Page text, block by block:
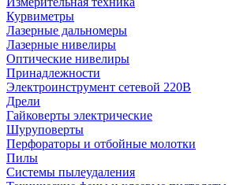
Курвиметры
Лазерные дальномеры
Лазерные нивелиры
Оптические нивелиры
Принадлежности
Электроинструмент сетевой 220В
Дрели
Гайковерты электрические
Шуруповерты
Перфораторы и отбойные молотки
Пилы
Системы пылеудаления